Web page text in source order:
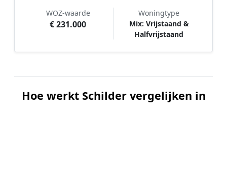
WOZ-waarde
€ 231.000
Woningtype
Mix: Vrijstaand &
Halfvrijstaand
Hoe werkt Schilder vergelijken in